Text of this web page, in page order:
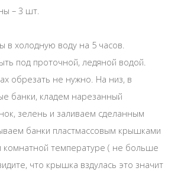
– 3 шт.
в холодную воду на 5 часов.
под проточной, ледяной водой.
обрезать не нужно. На низ, в
банки, кладем нарезанный
зелень и заливаем сделанным
банки пластмассовым крышками
комнатной температуре ( не больше
что крышка вздулась это значит